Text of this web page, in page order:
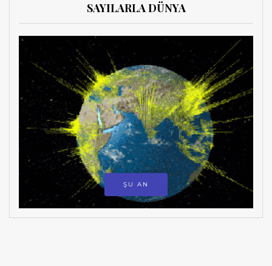
SAYILARLA DÜNYA
ŞU AN